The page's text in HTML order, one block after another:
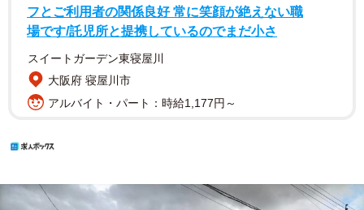
フとご利用者の関係良好 常に笑顔が絶えない職
場です/託児所と提携しているのでまだ小さ
スイートガーデン東寝屋川
大阪府 寝屋川市
アルバイト・パート：時給1,177円～